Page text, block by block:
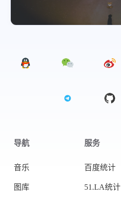
导航
音乐
图库
服务
百度统计
51.LA统计